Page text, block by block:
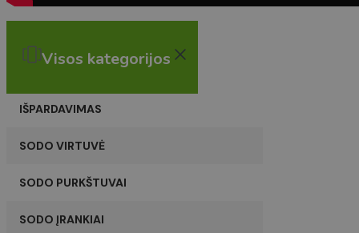
Visos kategorijos
IŠPARDAVIMAS
SODO VIRTUVĖ
SODO PURKŠTUVAI
SODO ĮRANKIAI